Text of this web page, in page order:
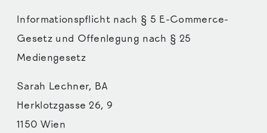
Informationspflicht nach § 5 E-Commerce-
Gesetz und Offenlegung nach § 25
Mediengesetz
Sarah Lechner, BA
Herklotzgasse 26, 9
1150 Wien